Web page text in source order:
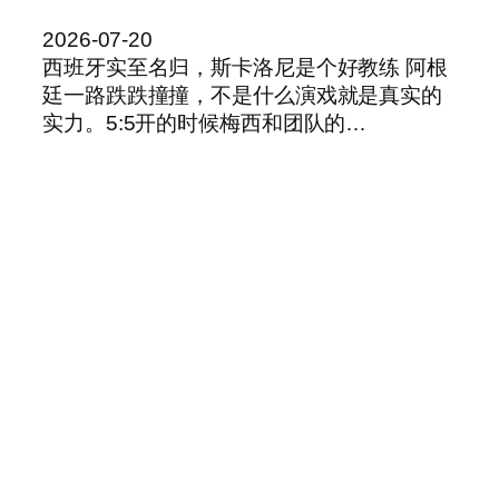
2026-07-20
西班牙实至名归，斯卡洛尼是个好教练 阿根
廷一路跌跌撞撞，不是什么演戏就是真实的
实力。5:5开的时候梅西和团队的…